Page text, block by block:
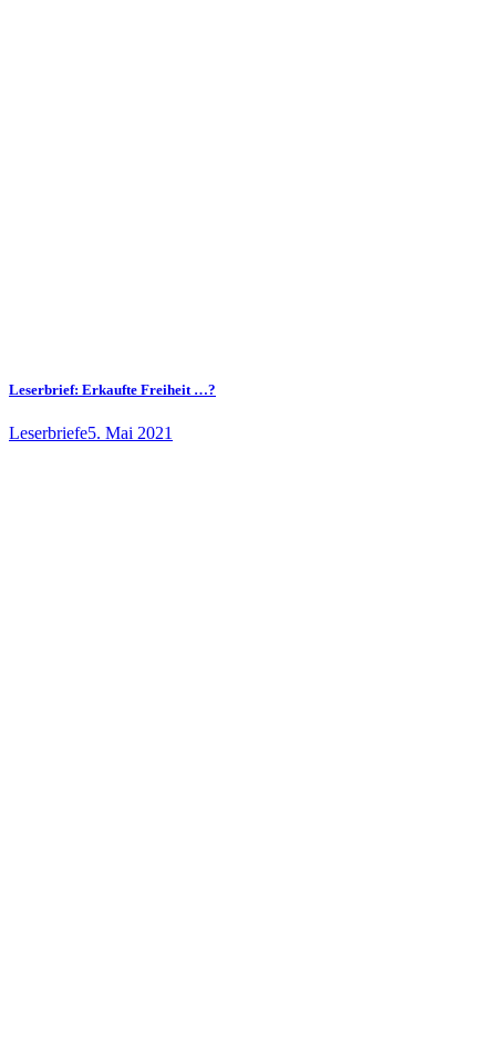
Leserbrief: Erkaufte Freiheit …?
Leserbriefe5. Mai 2021